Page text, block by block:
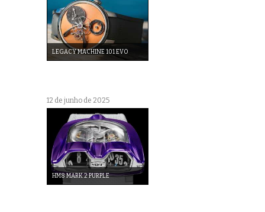
LEGACY MACHINE 101 EVO
12 de junho de 2025
HM8 MARK 2 PURPLE